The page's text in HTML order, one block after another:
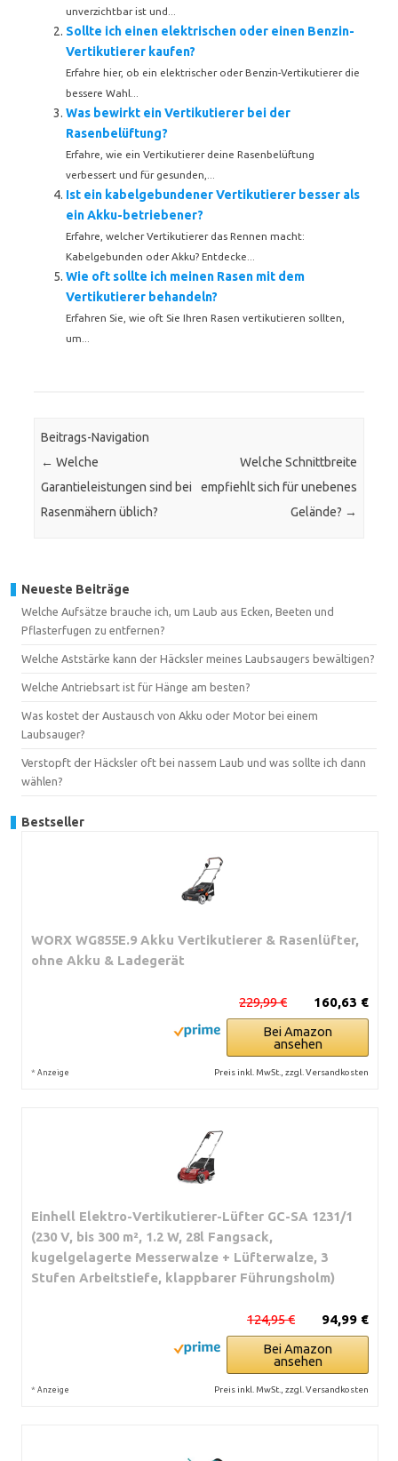
unverzichtbar ist und...
Sollte ich einen elektrischen oder einen Benzin-
Vertikutierer kaufen?
Erfahre hier, ob ein elektrischer oder Benzin-Vertikutierer die
bessere Wahl...
Was bewirkt ein Vertikutierer bei der
Rasenbelüftung?
Erfahre, wie ein Vertikutierer deine Rasenbelüftung
verbessert und für gesunden,...
Ist ein kabelgebundener Vertikutierer besser als
ein Akku-betriebener?
Erfahre, welcher Vertikutierer das Rennen macht:
Kabelgebunden oder Akku? Entdecke...
Wie oft sollte ich meinen Rasen mit dem
Vertikutierer behandeln?
Erfahren Sie, wie oft Sie Ihren Rasen vertikutieren sollten,
um...
Beitrags-Navigation
← Welche
Garantieleistungen sind bei
Rasenmähern üblich?
Welche Schnittbreite
empfiehlt sich für unebenes
Gelände? →
Neueste Beiträge
Welche Aufsätze brauche ich, um Laub aus Ecken, Beeten und
Pflasterfugen zu entfernen?
Welche Aststärke kann der Häcksler meines Laubsaugers bewältigen?
Welche Antriebsart ist für Hänge am besten?
Was kostet der Austausch von Akku oder Motor bei einem
Laubsauger?
Verstopft der Häcksler oft bei nassem Laub und was sollte ich dann
wählen?
Bestseller
WORX WG855E.9 Akku Vertikutierer & Rasenlüfter,
ohne Akku & Ladegerät
160,63 €
229,99 €
Bei Amazon
ansehen
* Anzeige Preis inkl. MwSt., zzgl. Versandkosten
Einhell Elektro-Vertikutierer-Lüfter GC-SA 1231/1
(230 V, bis 300 m², 1.2 W, 28l Fangsack,
kugelgelagerte Messerwalze + Lüfterwalze, 3
Stufen Arbeitstiefe, klappbarer Führungsholm)
94,99 €
124,95 €
Bei Amazon
ansehen
* Anzeige Preis inkl. MwSt., zzgl. Versandkosten